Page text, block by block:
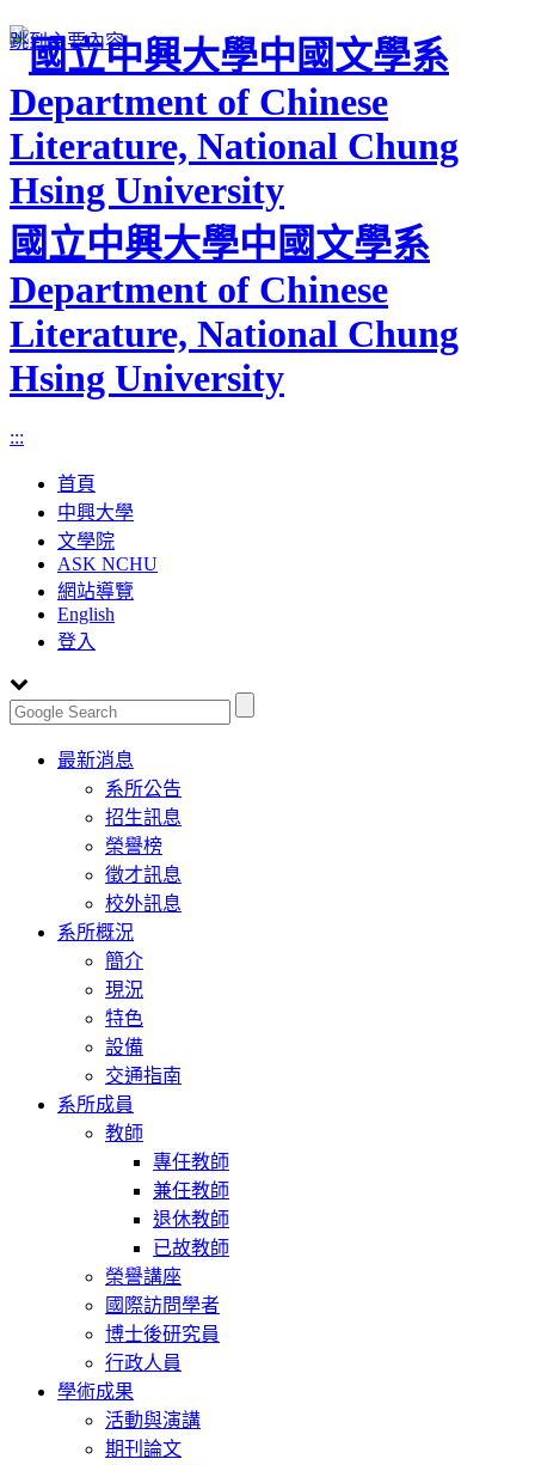
跳到主要內容
國立中興大學中國文學系
Department of Chinese
Literature, National Chung
Hsing University
:::
首頁
中興大學
文學院
ASK NCHU
網站導覽
English
登入
Toggle
navigation
最新消息
系所公告
招生訊息
榮譽榜
徵才訊息
校外訊息
系所概況
簡介
現況
特色
設備
交通指南
系所成員
教師
專任教師
兼任教師
退休教師
已故教師
榮譽講座
國際訪問學者
博士後研究員
行政人員
學術成果
活動與演講
期刊論文